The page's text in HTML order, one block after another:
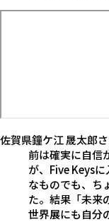
佐賀県鐘ケ江 晟太郎
前は確実に自信
が、Five Keys
なものでも、ち
た。結果「未来
世界展にも自分